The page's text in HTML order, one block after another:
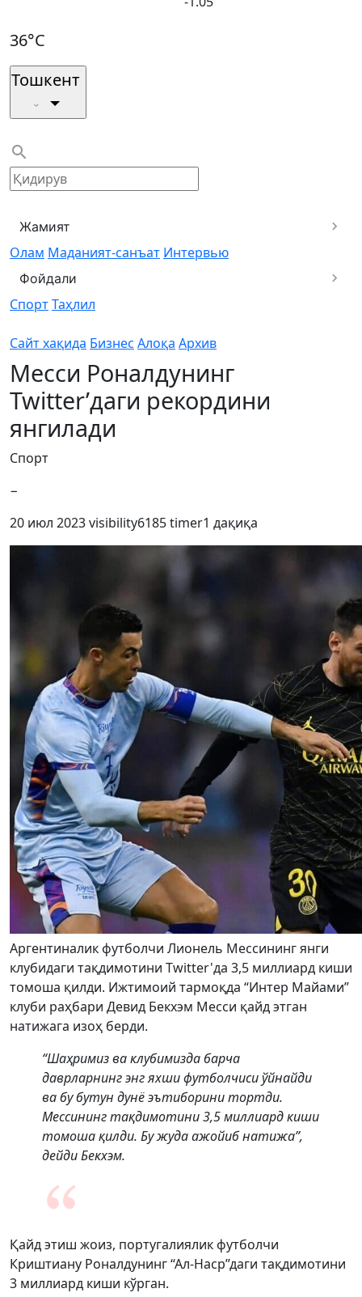
36°C
Тошкент
Жамият
Олам Маданият-санъат Интервью
Фойдали
СпортТаҳлил
Сайт хақида Бизнес Алоқа Архив
Месси Роналдунинг
Twitter’даги рекордини
янгилади
Спорт
−
20 июл 2023visibility6185timer1 дақиқа
Аргентиналик футболчи Лионель Мессининг янги
клубидаги тақдимотини Twitter'да 3,5 миллиард киши
томоша қилди. Ижтимоий тармоқда “Интер Майами”
клуби раҳбари Девид Бекхэм Месси қайд этган
натижага изоҳ берди.
“Шаҳримиз ва клубимизда барча
даврларнинг энг яхши футболчиси ўйнайди
ва бу бутун дунё эътиборини тортди.
Мессининг тақдимотини 3,5 миллиард киши
томоша қилди. Бу жуда ажойиб натижа”,
дейди Бекхэм.
Қайд этиш жоиз, португалиялик футболчи
Криштиану Роналдунинг “Ал-Наср”даги тақдимотини
3 миллиард киши кўрган.